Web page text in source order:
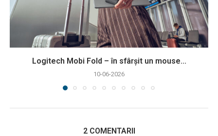
Logitech Mobi Fold – în sfârșit un mouse...
10-06-2026
2 COMENTARII